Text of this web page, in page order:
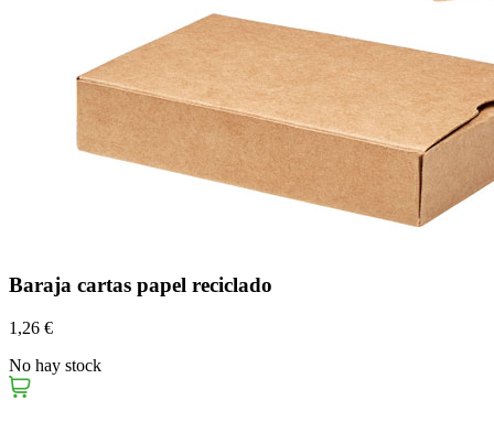
Baraja cartas papel reciclado
1,26 €
No hay stock